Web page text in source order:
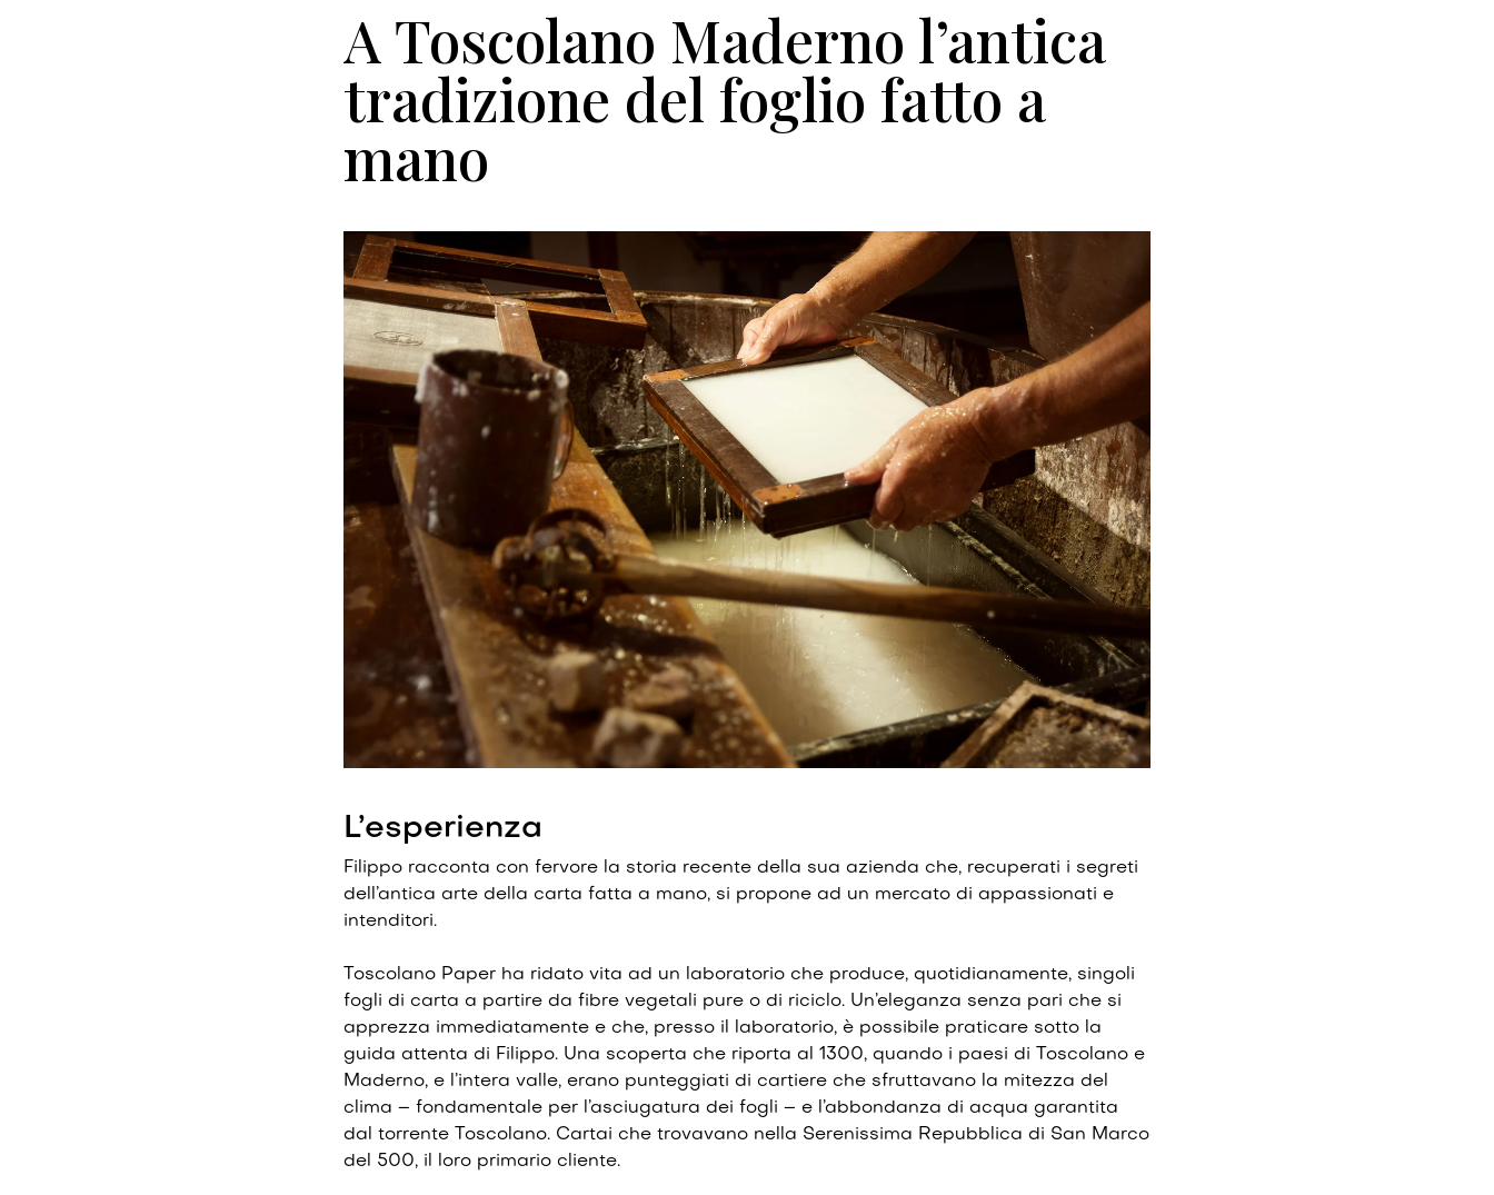
A Toscolano Maderno l’antica
tradizione del foglio fatto a
mano
L’esperienza
Filippo racconta con fervore la storia recente della sua azienda che, recuperati i segreti
dell’antica arte della carta fatta a mano, si propone ad un mercato di appassionati e
intenditori.
Toscolano Paper ha ridato vita ad un laboratorio che produce, quotidianamente, singoli
fogli di carta a partire da fibre vegetali pure o di riciclo. Un’eleganza senza pari che si
apprezza immediatamente e che, presso il laboratorio, è possibile praticare sotto la
guida attenta di Filippo. Una scoperta che riporta al 1300, quando i paesi di Toscolano e
Maderno, e l’intera valle, erano punteggiati di cartiere che sfruttavano la mitezza del
clima – fondamentale per l’asciugatura dei fogli – e l’abbondanza di acqua garantita
dal torrente Toscolano. Cartai che trovavano nella Serenissima Repubblica di San Marco
del 500, il loro primario cliente.